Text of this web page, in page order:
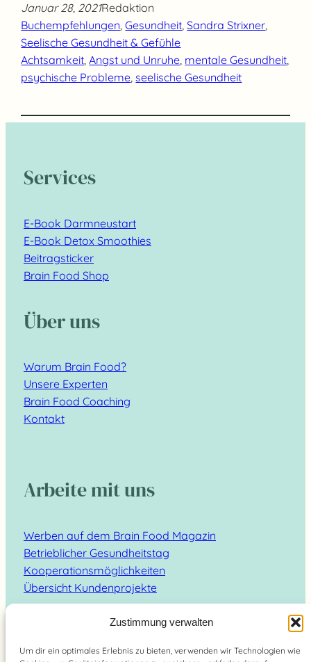
Zustimmung verwalten
Um dir ein optimales Erlebnis zu bieten, verwenden wir Technologien wie
Januar 28, 2021Redaktion
Buchempfehlungen, Gesundheit, Sandra Strixner
Seelische Gesundheit & Gefühle
Achtsamkeit, Angst und Unruhe, mentale Gesundheit
psychische Probleme, seelische Gesundheit
Services
E-Book Darmneustart
E-Book Detox Smoothies
Beitragsticker
Brain Food Shop
Über uns
Warum Brain Food?
Unsere Experten
Brain Food Coaching
Kontakt
Arbeite mit uns
Werben auf dem Brain Food Magazin
Betrieblicher Gesundheitstag
Kooperationsmöglichkeiten
Übersicht Kundenprojekte